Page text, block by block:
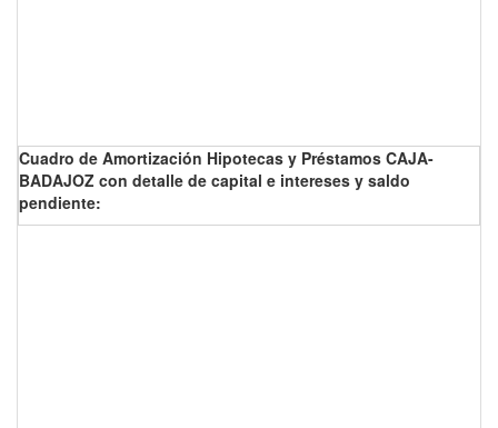
Cuadro de Amortización Hipotecas y Préstamos CAJA-
BADAJOZ con detalle de capital e intereses y saldo
pendiente: